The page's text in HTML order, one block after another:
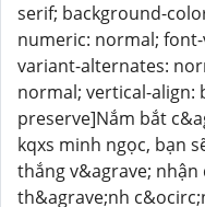
serif; background-
numeric: normal;
variant-alternates:
normal; vertical-align:
preserve]Nắm bắt
kqxs minh ngọc, bạn
thắng v&agrave;
th&agrave;nh